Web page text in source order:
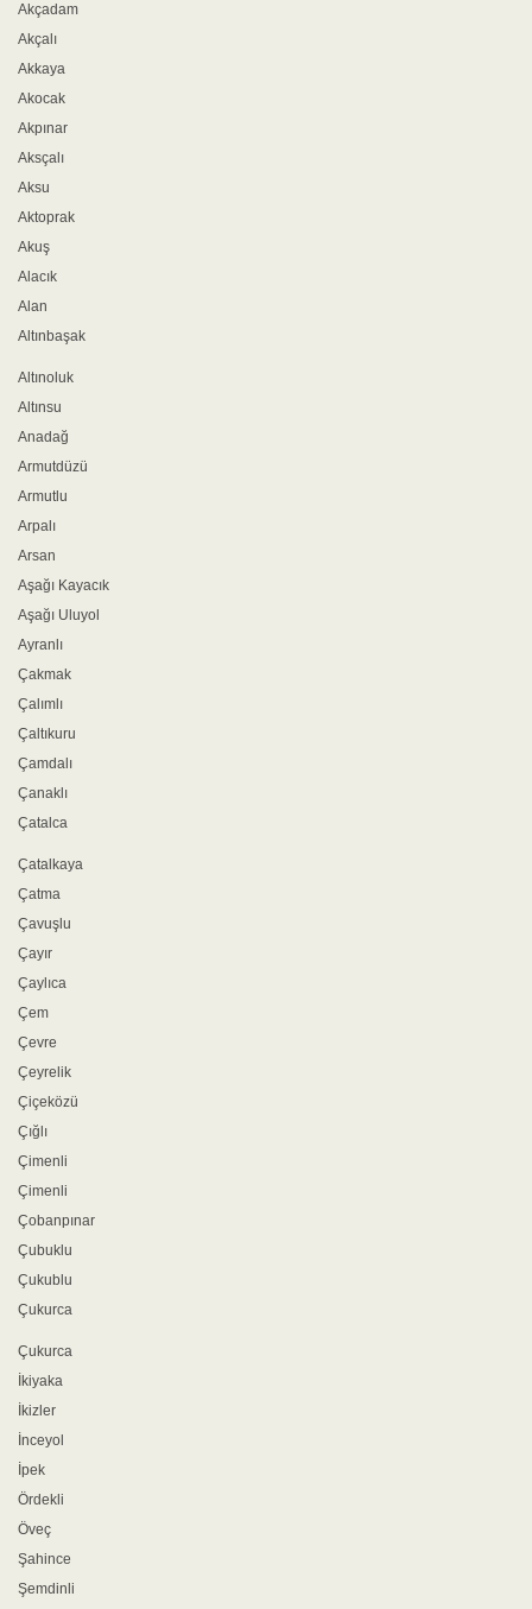
Akçadam
Akçalı
Akkaya
Akocak
Akpınar
Aksçalı
Aksu
Aktoprak
Akuş
Alacık
Alan
Altınbaşak
Altınoluk
Altınsu
Anadağ
Armutdüzü
Armutlu
Arpalı
Arsan
Aşağı Kayacık
Aşağı Uluyol
Ayranlı
Çakmak
Çalımlı
Çaltıkuru
Çamdalı
Çanaklı
Çatalca
Çatalkaya
Çatma
Çavuşlu
Çayır
Çaylıca
Çem
Çevre
Çeyrelik
Çiçeközü
Çığlı
Çimenli
Çimenli
Çobanpınar
Çubuklu
Çukublu
Çukurca
Çukurca
İkiyaka
İkizler
İnceyol
İpek
Ördekli
Öveç
Şahince
Şemdinli